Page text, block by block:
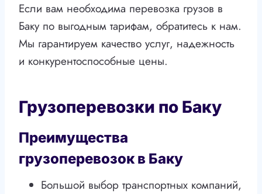
Если вам необходима перевозка грузов в
Баку по выгодным тарифам, обратитесь к нам.
Мы гарантируем качество услуг, надежность
и конкурентоспособные цены.
Грузоперевозки по Баку
Преимущества
грузоперевозок в Баку
Большой выбор транспортных компаний,